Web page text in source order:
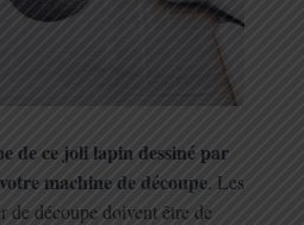
de ce joli lapin dessiné par
machine de découpe. Les
de découpe doivent être de